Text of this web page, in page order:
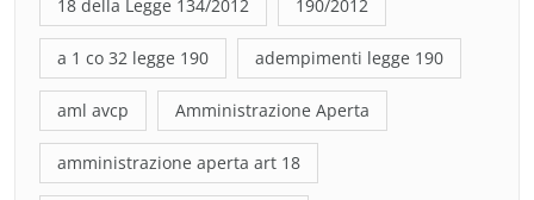
18 della Legge 134/2012 190/2012
a 1 co 32 legge 190 adempimenti legge 190
aml avcp Amministrazione Aperta
amministrazione aperta art 18